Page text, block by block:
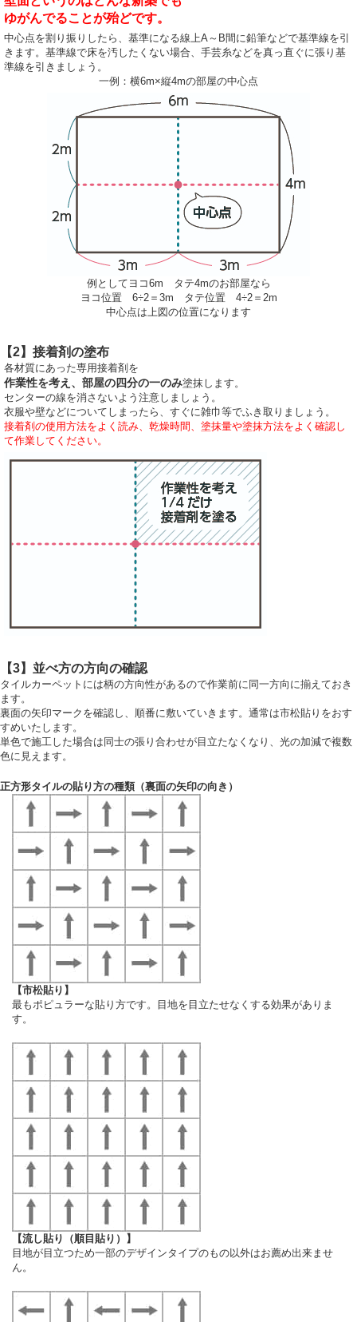
ゆがんでることが殆どです。
中心点を割り振りしたら、基準になる線上A～B間に鉛筆などで基準線を引
きます。基準線で床を汚したくない場合、手芸糸などを真っ直ぐに張り基
準線を引きましょう。
一例：横6m×縦4mの部屋の中心点
例としてヨコ6m タテ4mのお部屋なら
ヨコ位置 6÷2＝3m タテ位置 4÷2＝2m
中心点は上図の位置になります
【2】接着剤の塗布
各材質にあった専用接着剤を
作業性を考え、部屋の四分の一のみ塗抹します。
センターの線を消さないよう注意しましょう。
衣服や壁などについてしまったら、すぐに雑巾等でふき取りましょう。
接着剤の使用方法をよく読み、乾燥時間、塗抹量や塗抹方法をよく確認し
て作業してください。
【3】並べ方の方向の確認
タイルカーペットには柄の方向性があるので作業前に同一方向に揃えておき
ます。
裏面の矢印マークを確認し、順番に敷いていきます。通常は市松貼りをおす
すめいたします。
単色で施工した場合は同士の張り合わせが目立たなくなり、光の加減で複数
色に見えます。
正方形タイルの貼り方の種類（裏面の矢印の向き）
【市松貼り】
最もポピュラーな貼り方です。目地を目立たせなくする効果がありま
す。
【流し貼り（順目貼り）】
目地が目立つため一部のデザインタイプのもの以外はお薦め出来ませ
ん。